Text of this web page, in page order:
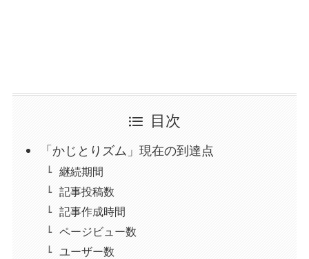
目次
「かじとりズム」現在の到達点
継続期間
記事投稿数
記事作成時間
ページビュー数
ユーザー数